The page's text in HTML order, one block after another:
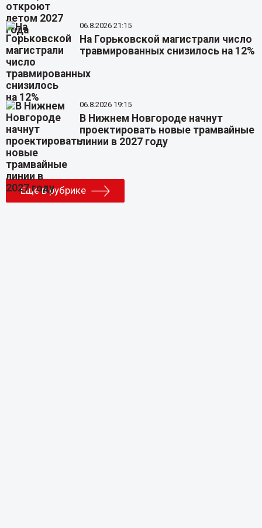
06.8.2026 21:15
На Горьковской магистрали число
травмированных снизилось на 12%
06.8.2026 19:15
В Нижнем Новгороде начнут
проектировать новые трамвайные
линии в 2027 году
Еще в рубрике